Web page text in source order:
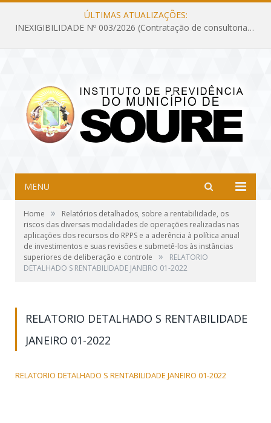
ÚLTIMAS ATUALIZAÇÕES:
INEXIGIBILIDADE Nº 003/2026 (Contratação de consultoria previdenciária com finalidade de obtenção do CRP, confecção dos demonstrativos previdenciários DAIR, DIPR e DPIN, preparar e alimentar o CADPREV, em atendimento às demandas do Instituto de Previdência dos Servidores do Município de Soure – IPSMS, por um período de 10 (dez) meses)
MENU
Home »
Relatórios detalhados, sobre a rentabilidade, os
riscos das diversas modalidades de operações realizadas nas
aplicações dos recursos do RPPS e a aderência à política anual
de investimentos e suas revisões e submetê-los às instâncias
superiores de deliberação e controle
»
RELATORIO
DETALHADO S RENTABILIDADE JANEIRO 01-2022
RELATORIO DETALHADO S RENTABILIDADE
JANEIRO 01-2022
RELATORIO DETALHADO S RENTABILIDADE JANEIRO 01-2022